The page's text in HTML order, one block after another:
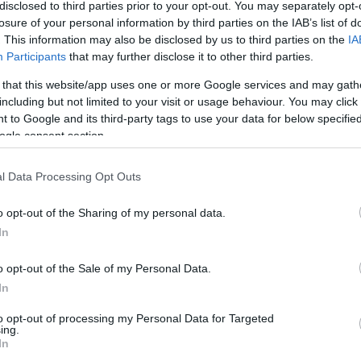
to third parties prior to your opt-out. You may separately
of your personal information by third parties on the IAB’s list of
This information may also be disclosed by us to third parties on the
Participants that may further disclose it to other third parties.
that this website/app uses one or more Google services and may
but not limited to your visit or usage behaviour. You may
to Google and its third-party tags to use your data for below
consent section.
Data Processing Opt Outs
opt-out of the Sharing of my personal data.
opt-out of the Sale of my Personal Data.
opt-out of processing my Personal Data for Targeted
kapott már, ám most a legújabb, szám
hírt.